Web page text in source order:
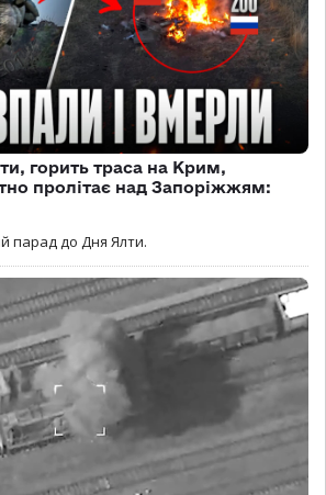
горить траса на Крим,
пролітає над Запоріжжям:
парад до Дня Ялти.